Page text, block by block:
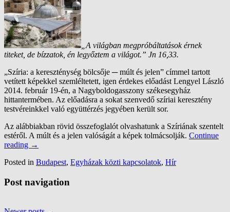
„A világban megpróbáltatások érnek
titeket, de bízzatok, én legyőztem a világot.” Jn 16,33.
„Szíria: a kereszténység bölcsője ─ múlt és jelen” címmel tartott
vetített képekkel szemléltetett, igen érdekes előadást Lengyel László
2014. február 19-én, a Nagyboldogasszony székesegyház
hittantermében. Az előadásra a sokat szenvedő szíriai keresztény
testvéreinkkel való együttérzés jegyében került sor.
Az alábbiakban rövid összefoglalót olvashatunk a Szíriának szentelt
estéről. A múlt és a jelen valóságát a képek tolmácsolják. Continue
reading →
Posted in Budapest, Egyházak közti kapcsolatok, Hír
Post navigation